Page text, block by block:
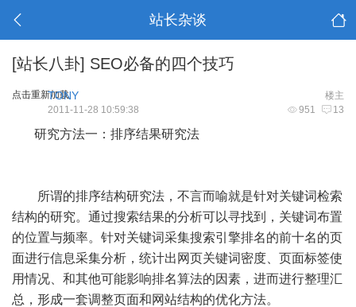
站长杂谈
[站长八卦] SEO必备的四个技巧
点击重新加载 楼主
TONY
951 13
2011-11-28 10:59:38
研究方法一：排序结果研究法
所谓的排序结构研究法，不言而喻就是针对关键词检索
结构的研究。通过搜索结果的分析可以寻找到，关键词布置
的位置与频率。针对关键词采集搜索引擎排名的前十名的页
面进行信息采集分析，统计出网页关键词密度、页面标签使
用情况、和其他可能影响排名算法的因素，进而进行整理汇
总，形成一套调整页面和网站结构的优化方法。